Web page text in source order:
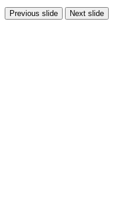
Previous slide Next slide